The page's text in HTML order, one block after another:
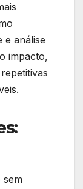
e análise
impacto,
sem